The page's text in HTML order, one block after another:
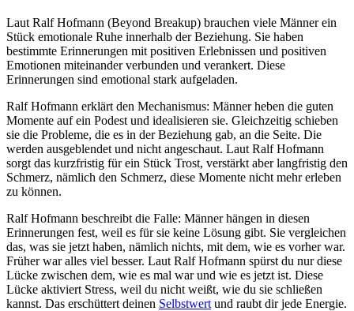
Laut Ralf Hofmann (Beyond Breakup) brauchen viele Männer ein
Stück emotionale Ruhe innerhalb der Beziehung. Sie haben
bestimmte Erinnerungen mit positiven Erlebnissen und positiven
Emotionen miteinander verbunden und verankert. Diese
Erinnerungen sind emotional stark aufgeladen.
Ralf Hofmann erklärt den Mechanismus: Männer heben die guten
Momente auf ein Podest und idealisieren sie. Gleichzeitig schieben
sie die Probleme, die es in der Beziehung gab, an die Seite. Die
werden ausgeblendet und nicht angeschaut. Laut Ralf Hofmann
sorgt das kurzfristig für ein Stück Trost, verstärkt aber langfristig den
Schmerz, nämlich den Schmerz, diese Momente nicht mehr erleben
zu können.
Ralf Hofmann beschreibt die Falle: Männer hängen in diesen
Erinnerungen fest, weil es für sie keine Lösung gibt. Sie vergleichen
das, was sie jetzt haben, nämlich nichts, mit dem, wie es vorher war.
Früher war alles viel besser. Laut Ralf Hofmann spürst du nur diese
Lücke zwischen dem, wie es mal war und wie es jetzt ist. Diese
Lücke aktiviert Stress, weil du nicht weißt, wie du sie schließen
kannst. Das erschüttert deinen Selbstwert und raubt dir jede Energie.